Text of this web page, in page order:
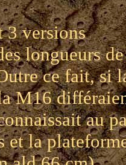
3 versions
longueurs de
ce fait, si
M16
au
et la